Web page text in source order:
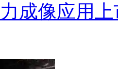
成像应用